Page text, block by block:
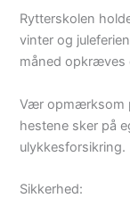
Rytterskolen
vinter og
måned opkræves
Vær opmærksom
hestene sker på
ulykkesforsikring.
Sikkerhed: